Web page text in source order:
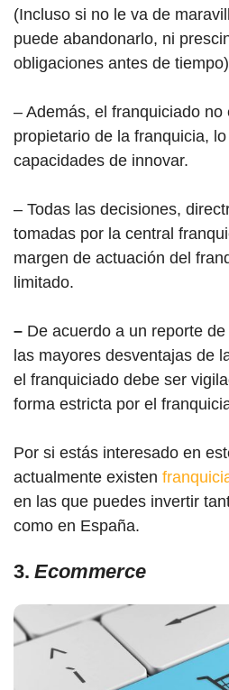
(Incluso si no le va de
puede abandonarlo, ni
obligaciones antes de
– Además, el franquiciado no
propietario de la franquicia,
capacidades de innovar.
– Todas las decisiones,
tomadas por la central
margen de actuación del
limitado.
– De acuerdo a un reporte de
las mayores desventajas de
el franquiciado debe ser
forma estricta por el
Por si estás interesado en
actualmente existen
en las que puedes invertir
como en España.
3.Ecommerce